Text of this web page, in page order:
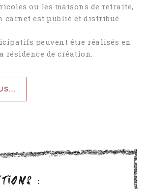
ou les maisons de retraite,
carnet est publié et distribué
peuvent être réalisés en
résidence de création.
: